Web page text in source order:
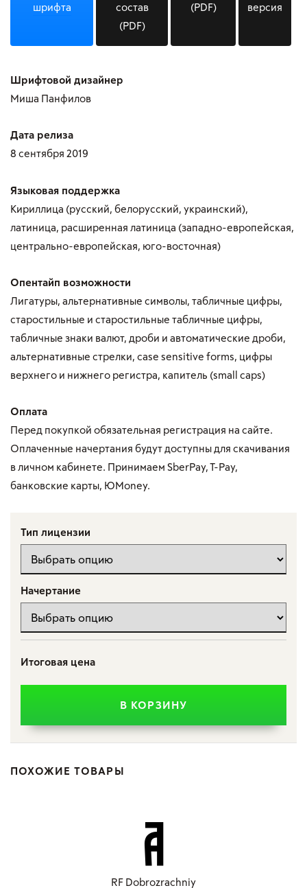
шрифта
состав
(PDF)
(PDF)
версия
Шрифтовой дизайнер
Миша Панфилов
Дата релиза
8 сентября 2019
Языковая поддержка
Кириллица (русский, белорусский, украинский),
латиница, расширенная латиница (западно-европейская,
центрально-европейская, юго-восточная)
Опентайп возможности
Лигатуры, альтернативные символы, табличные цифры,
старостильные и старостильные табличные цифры,
табличные знаки валют, дроби и автоматические дроби,
альтернативные стрелки, case sensitive forms, цифры
верхнего и нижнего регистра, капитель (small caps)
Оплата
Перед покупкой обязательная регистрация на сайте.
Оплаченные начертания будут доступны для скачивания
в личном кабинете. Принимаем SberPay, T-Pay,
банковские карты, ЮMoney.
Тип лицензии
Начертание
Итоговая цена
В КОРЗИНУ
ПОХОЖИЕ ТОВАРЫ
RF Dobrozrachniy